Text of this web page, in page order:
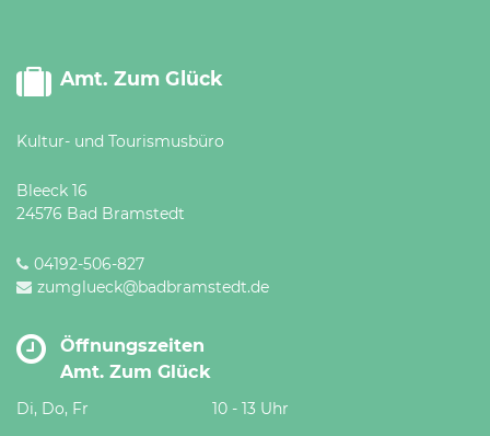
Amt. Zum Glück
Kultur- und Tourismusbüro
Bleeck 16
24576 Bad Bramstedt
04192-506-827
zumglueck@badbramstedt.de
Öffnungszeiten
Amt. Zum Glück
Di, Do, Fr 10 - 13 Uhr